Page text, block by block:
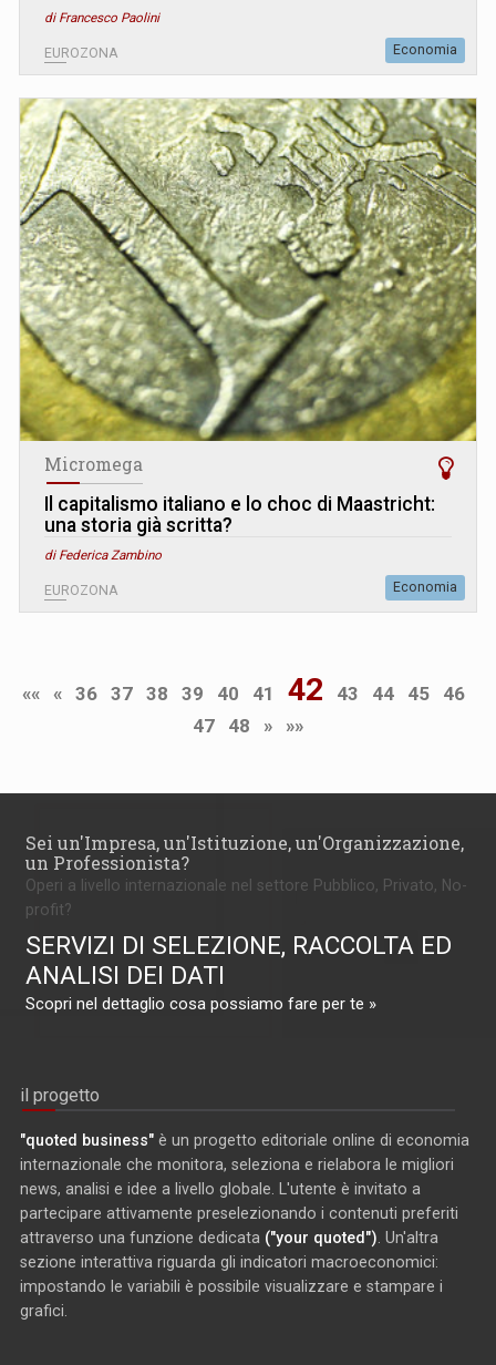
di Francesco Paolini
EUROZONA Economia
Micromega
Il capitalismo italiano e lo choc di Maastricht:
una storia già scritta?
di Federica Zambino
EUROZONA Economia
«« « 36 37 38 39 40 41 42 43 44 45
46
47
48 » »»
Sei un'Impresa, un'Istituzione, un'Organizzazione,
un Professionista?
Operi a livello internazionale nel settore Pubblico, Privato, No-
profit?
SERVIZI DI SELEZIONE, RACCOLTA ED
ANALISI DEI DATI
Scopri nel dettaglio cosa possiamo fare per te »
il progetto
"quoted business" è un progetto editoriale online di economia
internazionale che monitora, seleziona e rielabora le migliori
news, analisi e idee a livello globale. L'utente è invitato a
partecipare attivamente preselezionando i contenuti preferiti
attraverso una funzione dedicata ("your quoted"). Un'altra
sezione interattiva riguarda gli indicatori macroeconomici:
impostando le variabili è possibile visualizzare e stampare i
grafici.